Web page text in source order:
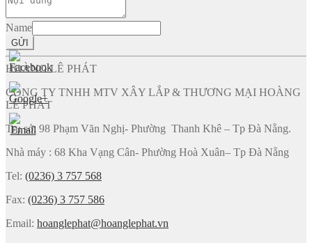
Name
GỬI
HOÀNG LÊ PHÁT
CÔNG TY TNHH MTV XÂY LẮP & THƯƠNG MẠI HOÀNG
LÊ PHÁT
Trụ sở: 98 Phạm Văn Nghị- Phường Thanh Khê – Tp Đà Nẵng.
Nhà máy : 68 Kha Vạng Cân- Phường Hoà Xuân– Tp Đà Nẵng
Tel: (0236) 3 757 568
Fax: (0236) 3 757 586
Email: hoanglephat@hoanglephat.vn